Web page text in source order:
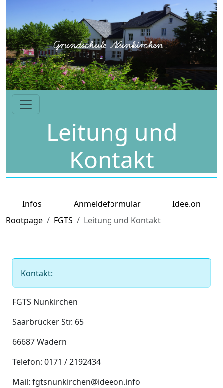
Leitung und
Kontakt
Infos Anmeldeformular
Idee.on
Rootpage
FGTS Leitung und Kontakt
Kontakt:
FGTS Nunkirchen
Saarbrücker Str. 65
66687 Wadern
Telefon: 0171 / 2192434
Mail: fgtsnunkirchen@ideeon.info